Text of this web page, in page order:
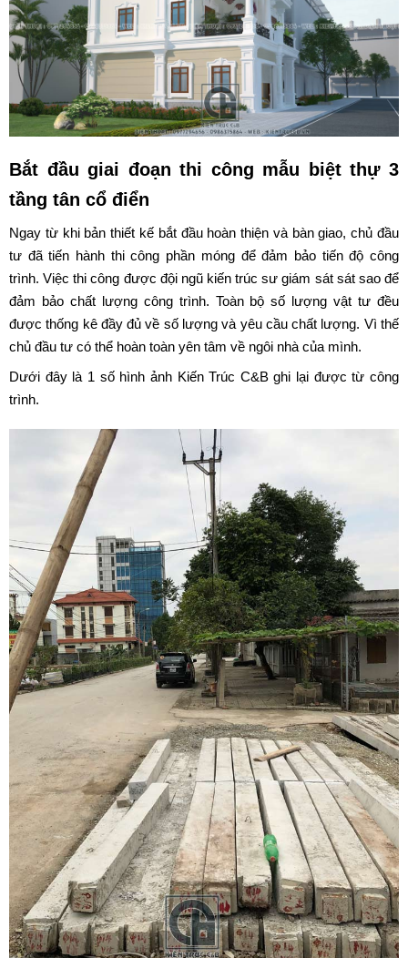
Bắt đầu giai đoạn thi công mẫu biệt thự 3
tầng tân cổ điển
Ngay từ khi bản thiết kế bắt đầu hoàn thiện và bàn giao, chủ đầu
tư đã tiến hành thi công phần móng để đảm bảo tiến độ công
trình. Việc thi công được đội ngũ kiến trúc sư giám sát sát sao để
được thống kê đầy đủ về số lượng và yêu cầu chất lượng. Vì thế
chủ đầu tư có thể hoàn toàn yên tâm về ngôi nhà của mình.
Dưới đây là 1 số hình ảnh Kiến Trúc C&B ghi lại được từ công